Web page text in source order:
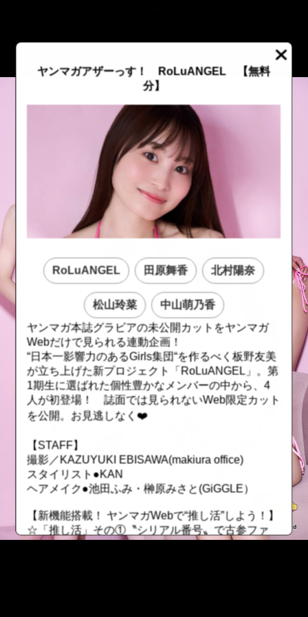
ヤンマガアザーっす！ RoLuANGEL
【無料
分】
RoLuANGEL 田原舞香 北村陽奈
松山玲菜
中山萌乃香
ヤンマガ本誌グラビアの未公開カットをヤンマガ
Webだけで見られる連動企画！
“日本一影響力のあるGirls集団“を作るべく板野友美
が立ち上げた新プロジェクト「RoLuANGEL」。第
1期生に選ばれた個性豊かなメンバーの中から、4
人が初登場！ 誌面では見られないWeb限定カット
を公開。お見逃しなく❤️
【STAFF】
撮影／KAZUYUKI EBISAWA(makiura office)
スタイリスト●KAN
ヘアメイク●池田ふみ・榊原みさと(GiGGLE）
【新機能搭載！ ヤンマガWebで“推し活”しよう！】
☆「推し活」その①〝シリアル番号〟で古参ファ
::fzkqzrz.oi ::fzkqzrz.oi